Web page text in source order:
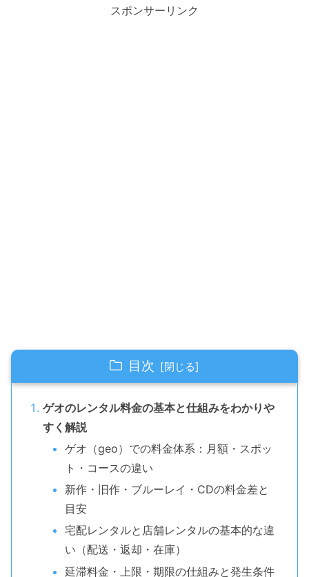
スポンサーリンク
目次
ゲオのレンタル料金の基本と仕組みをわかりや
すく解説
ゲオ（geo）での料金体系：月額・スポッ
ト・コースの違い
新作・旧作・ブルーレイ・CDの料金差と
目安
宅配レンタルと店舗レンタルの基本的な違
い（配送・返却・在庫）
延滞料金・上限・期限の仕組みと発生条件